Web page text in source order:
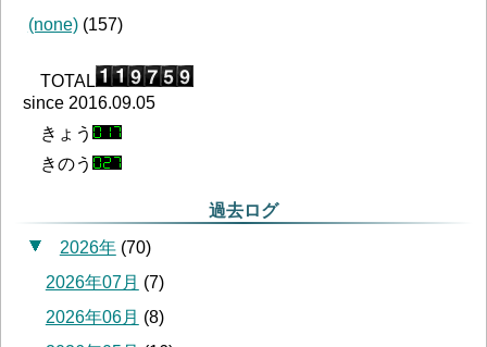
(none) (157)
TOTAL
since 2016.09.05
きょう
きのう
過去ログ
2026年 (70)
2026年07月 (7)
2026年06月 (8)